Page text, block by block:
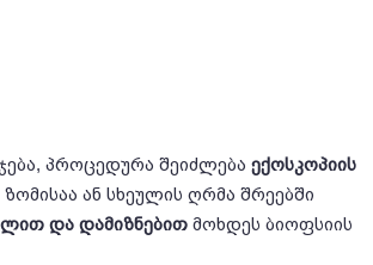
პროცედურა შეიძლება ექოსკოპიის
ან სხეულის ღრმა შრეებში
და დამიზნებით მოხდეს ბიოფსიის